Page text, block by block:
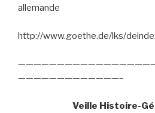
allemande
http://www.goethe.de/lks/
—————————————–
Veille Histoire-